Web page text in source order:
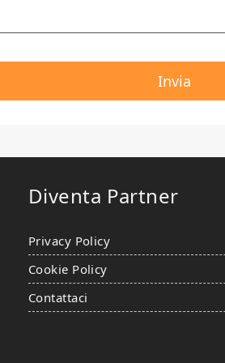
Diventa Partner
Privacy Policy
Cookie Policy
Contattaci